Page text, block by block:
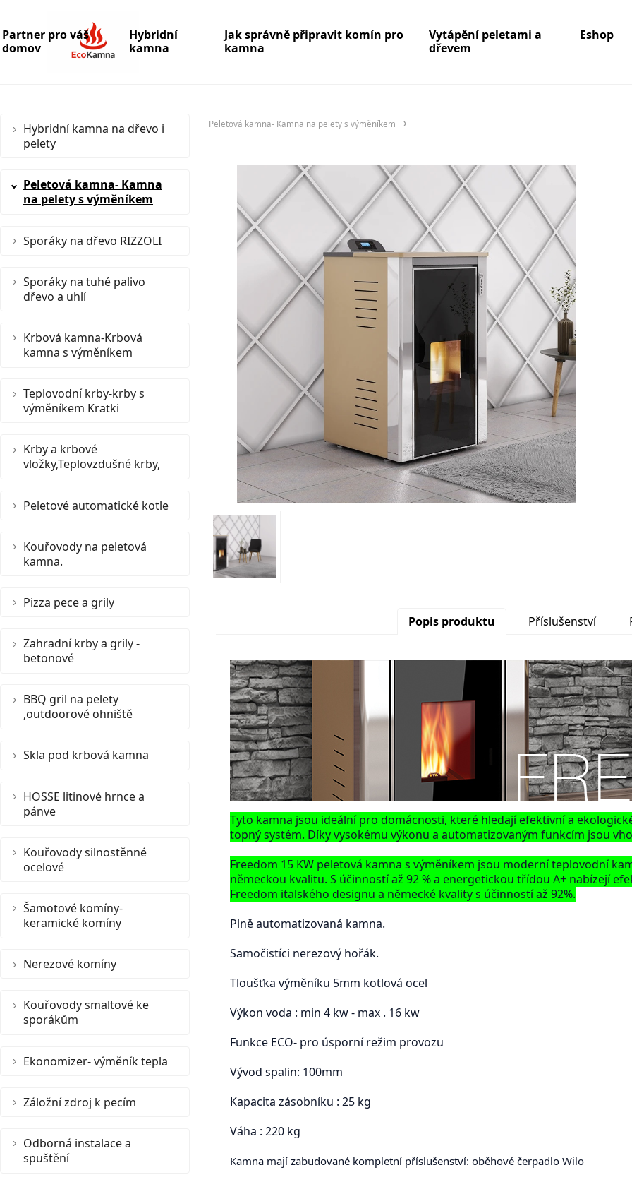
Partner pro váš
domov
Hybridní
kamna
Jak správně připravit komín pro
kamna
Vytápění peletami a
dřevem
Eshop
Hybridní kamna na dřevo i
pelety
Peletová kamna- Kamna
na pelety s výměníkem
Sporáky na dřevo RIZZOLI
Sporáky na tuhé palivo
dřevo a uhlí
Krbová kamna-Krbová
kamna s výměníkem
Teplovodní krby-krby s
výměníkem Kratki
Krby a krbové
vložky,Teplovzdušné krby,
Peletové automatické kotle
Kouřovody na peletová
kamna.
Pizza pece a grily
Zahradní krby a grily -
betonové
BBQ gril na pelety
,outdoorové ohniště
Skla pod krbová kamna
HOSSE litinové hrnce a
pánve
Kouřovody silnostěnné
ocelové
Šamotové komíny-
keramické komíny
Nerezové komíny
Kouřovody smaltové ke
sporákům
Ekonomizer- výměník tepla
Záložní zdroj k pecím
Odborná instalace a
spuštění
Peletová kamna- Kamna na pelety s výměníkem
Popis produktu Příslušenství
Tyto kamna jsou ideální pro domácnosti, které hledají efektivní a
topný systém. Díky vysokému výkonu a automatizovaným funkcím jsou
Freedom 15 KW peletová kamna s výměníkem jsou moderní teplovodní
německou kvalitu. S účinností až 92 % a energetickou třídou A+ nabízejí
Freedom italského designu a německé kvality s účinností až 92%.
Plně automatizovaná kamna.
Samočistíci nerezový hořák.
Tloušťka výměníku 5mm kotlová ocel
Výkon voda : min 4 kw - max . 16 kw
Funkce ECO- pro úsporní režim provozu
Vývod spalin: 100mm
Kapacita zásobníku : 25 kg
Váha : 220 kg
Kamna mají zabudované kompletní příslušenství: oběhové čerpadlo Wilo